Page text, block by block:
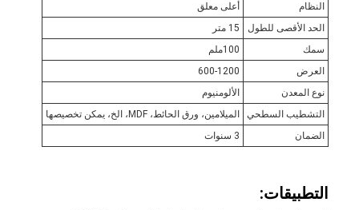
النظام
أعلى معلق
الحد الأقصى للطول
15 متر
سمك
100ملم
العرض
600-1200
نوع المعدن
الألومنيوم
التشطيب السطحي
الميلامين، ورق الحائط، MDF، الخ، يمكن تخصيصها
الضمان
3 سنوات
التطبيقات: